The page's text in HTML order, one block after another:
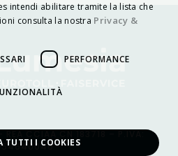
CCIAA CN 183718 – P.IVA:
POLSKI
PORTUGUÊS
intendi abilitare tramite la lista che
consulta la nostra Privacy &
PERFORMANCE
TUTTI I COOKIES